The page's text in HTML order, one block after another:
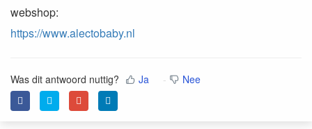
webshop:
https://www.alectobaby.nl
Was dit antwoord nuttig? Ja Nee